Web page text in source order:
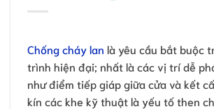
Chống cháy lan là yêu cầu bắt buộc
trình hiện đại; nhất là các vị trí dễ
như điểm tiếp giáp giữa cửa và kết
kín các khe kỹ thuật là yếu tố then